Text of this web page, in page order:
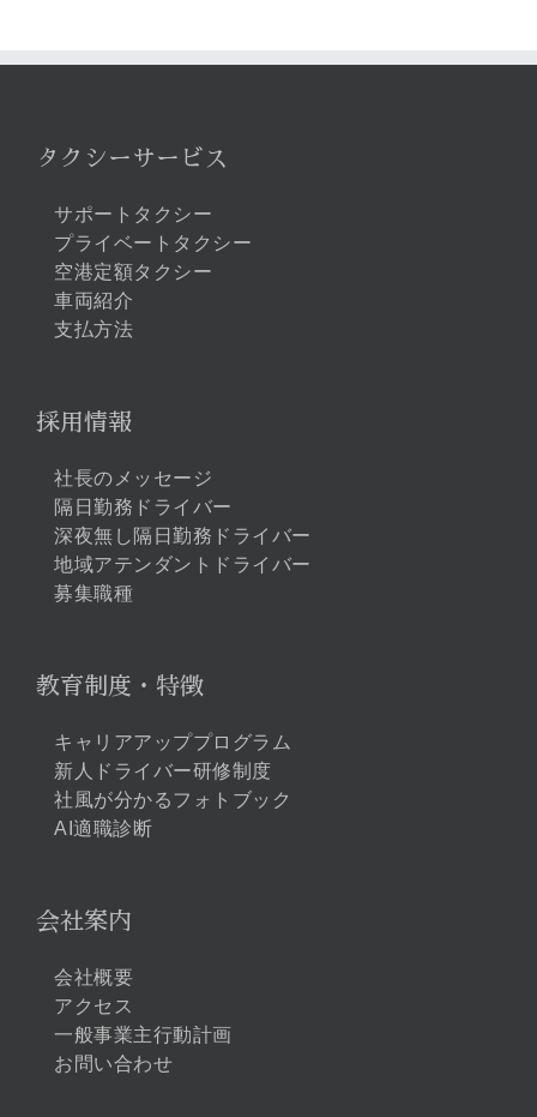
タクシーサービス
サポートタクシー
プライベートタクシー
空港定額タクシー
車両紹介
支払方法
採用情報
社長のメッセージ
隔日勤務ドライバー
深夜無し隔日勤務ドライバー
地域アテンダントドライバー
募集職種
教育制度・特徴
キャリアアッププログラム
新人ドライバー研修制度
社風が分かるフォトブック
AI適職診断
会社案内
会社概要
アクセス
一般事業主行動計画
お問い合わせ